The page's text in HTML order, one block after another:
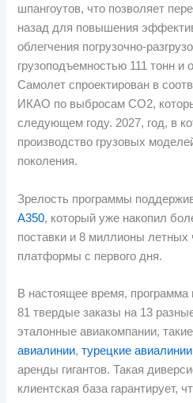
шпангоутов, что позволяет
назад для повышения
облегчения погрузочно-
грузоподъемностью 111 тонн и
Самолет спроектирован в
ИКАО по выбросам CO2,
следующем году. 2027, год, в
производство грузовых
поколения.
Зрелость программы
А350, который уже накопил
поставки и 8 миллионы летных
платформы с первого дня.
В настоящее время, программа
81 твердые заказы на 13
эталонные авиакомпании,
авиалинии,турецкие авиалинии
аренды гигантов. Такая
клиентская база гарантирует,